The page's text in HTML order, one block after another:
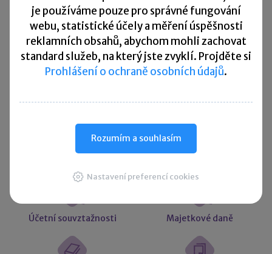
Kurzovní lístek
Načítám
Načítám
hodnoty
Užitečné informace
Účetní souvztažnosti Majetkové daně
je používáme pouze pro správné fungování
webu, statistické účely a měření úspěšnosti
reklamních obsahů, abychom mohli zachovat
standard služeb, na který jste zvyklí. Projděte si
Prohlášení o ochraně osobních údajů.
Rozumím a souhlasím
Nastavení preferencí cookies